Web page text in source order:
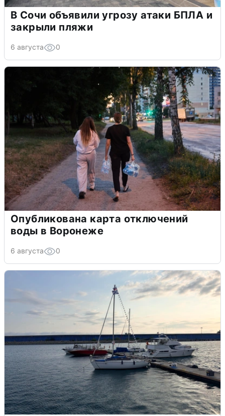
В Сочи объявили угрозу атаки БПЛА и
закрыли пляжи
6 августа 0
Опубликована карта отключений
воды в Воронеже
6 августа 0